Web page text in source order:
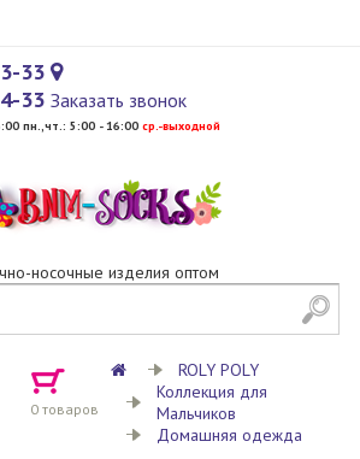
33
33 Заказать звонок
пн.,чт.: 5:00 - 16:00 cр.-выходной
носочные изделия оптом
0 товаров
ROLY POLY
Коллекция для
Мальчиков
Домашняя одежда